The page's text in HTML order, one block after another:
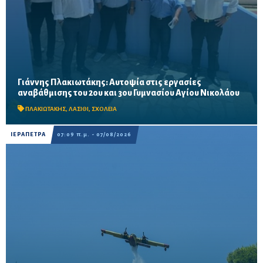
Γιάννης Πλακιωτάκης: Αυτοψία στις εργασίες
αναβάθμισης του 2ου και 3ου Γυμνασίου Αγίου Νικολάου
ΠΛΑΚΙΩΤΑΚΗΣ, ΛΑΣΙΘΙ , ΣΧΟΛΕΙΑ
Οι παρεμβάσεις του προγράμματος «Μαριέττα Γιαννάκου»
αναμένεται να ολοκληρωθούν πριν από τη νέα σχολική χρονιά –
Προβλέπονται ανακαινίσεις αιθουσών, αύλειων και...
ΙΕΡΑΠΕΤΡΑ 07:09 π.μ. - 07/08/2026